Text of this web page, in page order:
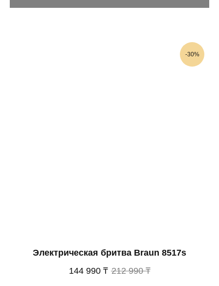
-30%
Электрическая бритва Braun 8517s
144 990 ₸ 212 990 ₸